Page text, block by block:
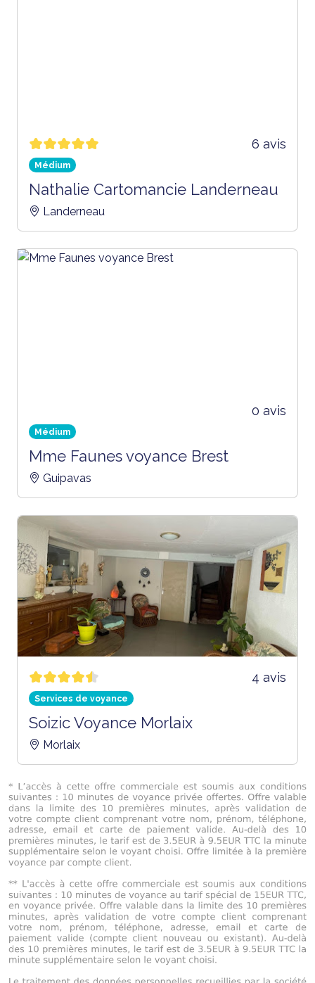
6 avis
Médium
Nathalie Cartomancie Landerneau
Landerneau
0 avis
Médium
Mme Faunes voyance Brest
Guipavas
4 avis
Services de voyance
Soizic Voyance Morlaix
Morlaix